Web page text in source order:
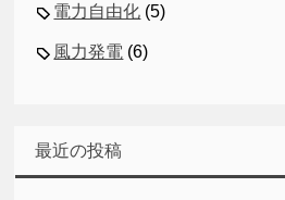
電力自由化 (5)
風力発電 (6)
最近の投稿